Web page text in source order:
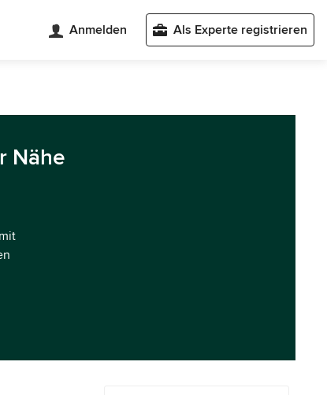
Anmelden Als Experte registrieren
Nähe